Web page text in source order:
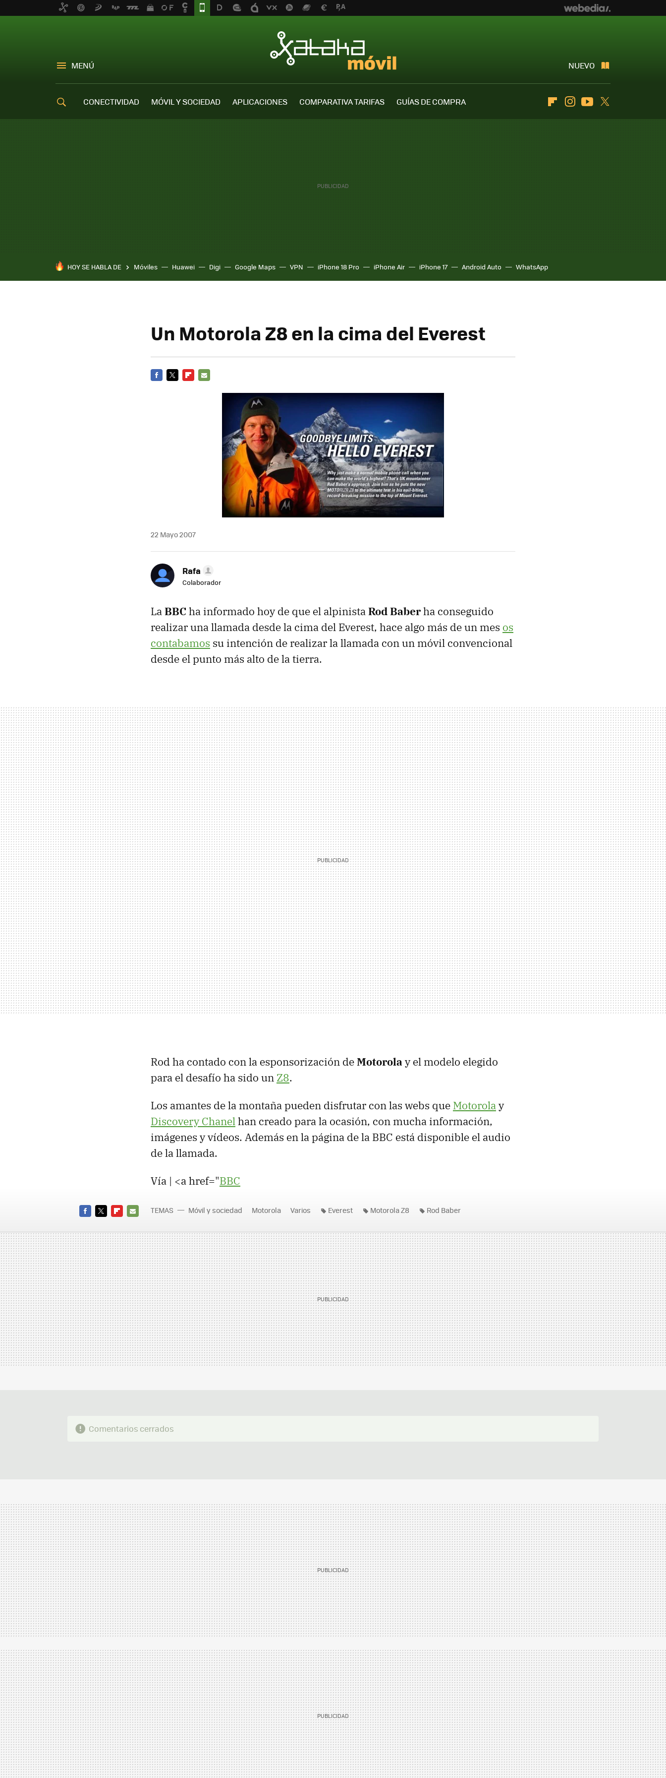
MENÚ NUEVO
CONECTIVIDAD MÓVIL Y SOCIEDAD APLICACIONES COMPARATIVA TARIFAS
GUÍAS DE COMPRA
FlipboardInstagramYoutube
HOY SE HABLA DE Móviles Huawei Digi Google Maps VPN iPhone 18 Pro iPhone Air iPhone 17 Android Auto WhatsApp
Un Motorola Z8 en la cima del Everest
22 Mayo 2007
Rafa
Colaborador
LaBBC ha informado hoy de que el alpinistaRod Baberha conseguido
realizar una llamada desde la cima del Everest, hace algo más de un mes os
contabamos su intención de realizar la llamada con un móvil convencional
desde el punto más alto de la tierra.
Rod ha contado con la esponsorización deMotorola y el modelo elegido
para el desafío ha sido un Z8.
Los amantes de la montaña pueden disfrutar con las webs que Motorolay
Discovery Chanelhan creado para la ocasión, con mucha información,
imágenes y vídeos. Además en la página de la BBC está disponible el audio
de la llamada.
Vía | <a href="BBC
MAIL
TEMAS Móvil y sociedad Motorola Varios Everest Motorola Z8 Rod Baber
Comentarios cerrados